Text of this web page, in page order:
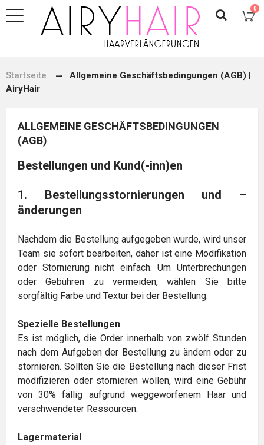
0
Startseite
Allgemeine Geschäftsbedingungen (AGB) |
AiryHair
ALLGEMEINE GESCHÄFTSBEDINGUNGEN
(AGB)
Bestellungen und Kund(-inn)en
1. Bestellungsstornierungen und –
änderungen
Nachdem die Bestellung aufgegeben wurde, wird unser
Team sie sofort bearbeiten, daher ist eine Modifikation
oder Stornierung nicht einfach. Um Unterbrechungen
oder Gebühren zu vermeiden, wählen Sie bitte
sorgfältig Farbe und Textur bei der Bestellung.
Spezielle Bestellungen
Es ist möglich, die Order innerhalb von zwölf Stunden
nach dem Aufgeben der Bestellung zu ändern oder zu
stornieren. Sollten Sie die Bestellung nach dieser Frist
modifizieren oder stornieren wollen, wird eine Gebühr
von 30% fällig aufgrund weggeworfenem Haar und
verschwendeter Ressourcen.
Lagermaterial